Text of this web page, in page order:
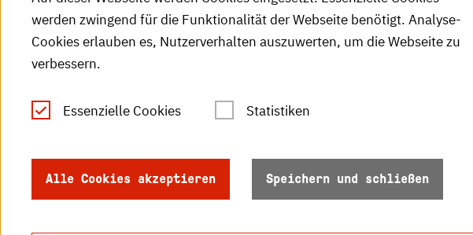
Fax: +49 (0)721 925-2000
Postfach 2440
76012 Karlsruhe
Öffnungszeiten
Security
werden zwingend für die Funktionalität der Webseite benötigt. Analyse-
Cookies erlauben es, Nutzerverhalten auszuwerten, um die Webseite zu
verbessern.
Essenzielle Cookies Statistiken
Alle Cookies akzeptieren Speichern und schließen